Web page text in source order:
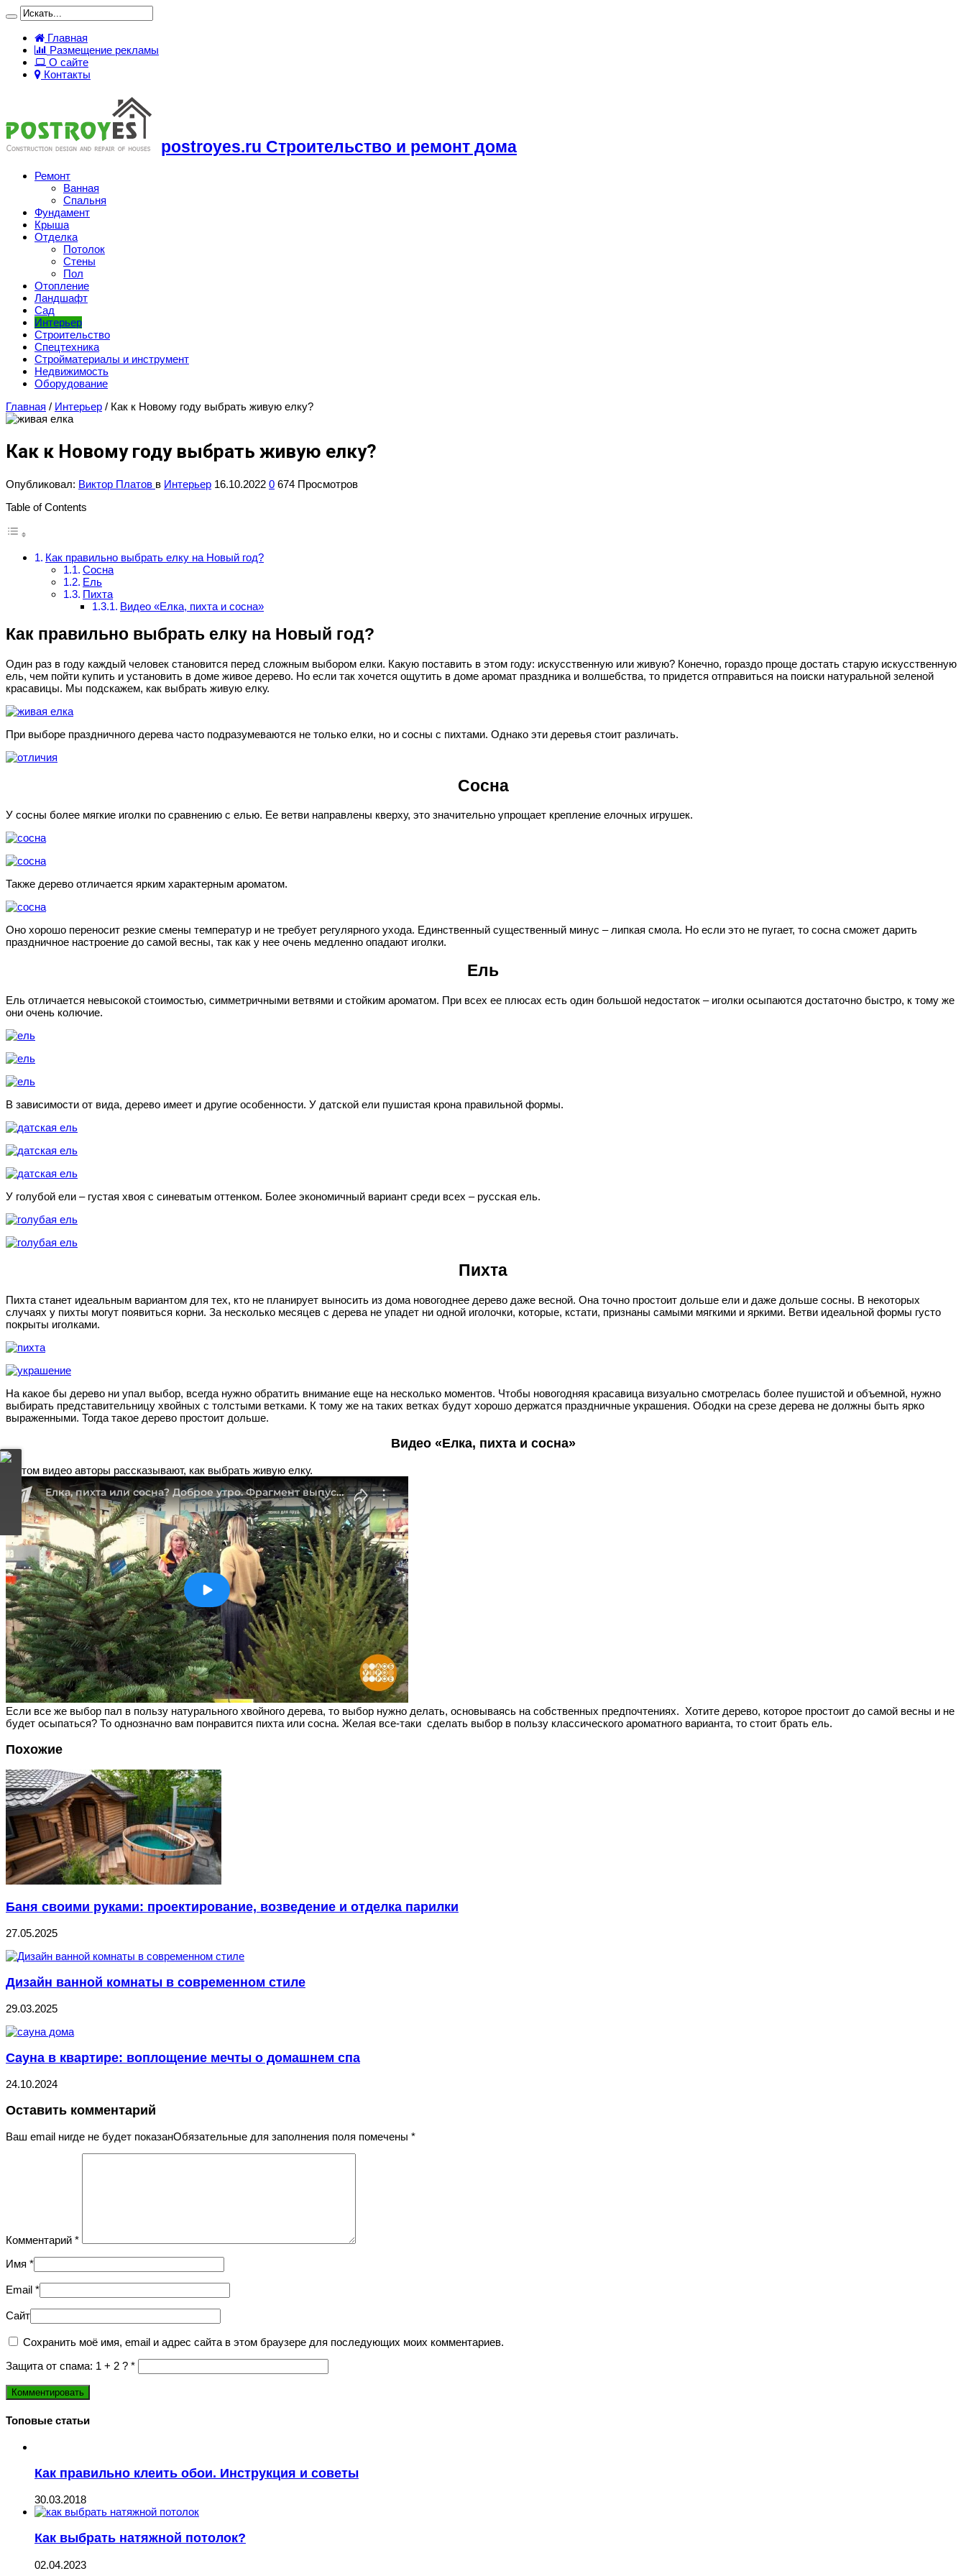
Главная
Размещение рекламы
О сайте
Контакты
postroyes.ru Строительство и ремонт дома
Ремонт
Ванная
Спальня
Фундамент
Крыша
Отделка
Потолок
Стены
Пол
Отопление
Ландшафт
Сад
Интерьер
Строительство
Спецтехника
Стройматериалы и инструмент
Недвижимость
Оборудование
Главная / Интерьер / Как к Новому году выбрать живую елку?
Как к Новому году выбрать живую елку?
Опубликовал: Виктор Платов в Интерьер 16.10.2022 0 674 Просмотров
Table of Contents
Как правильно выбрать елку на Новый год?
Сосна
Ель
Пихта
Видео «Елка, пихта и сосна»
Как правильно выбрать елку на Новый год?
Один раз в году каждый человек становится перед сложным выбором елки. Какую поставить в этом году: искусственную или живую? Конечно, гораздо проще достать старую искусственную
ель, чем пойти купить и установить в доме живое дерево. Но если так хочется ощутить в доме аромат праздника и волшебства, то придется отправиться на поиски натуральной зеленой
красавицы. Мы подскажем, как выбрать живую елку.
При выборе праздничного дерева часто подразумеваются не только елки, но и сосны с пихтами. Однако эти деревья стоит различать.
Сосна
У сосны более мягкие иголки по сравнению с елью. Ее ветви направлены кверху, это значительно упрощает крепление елочных игрушек.
Также дерево отличается ярким характерным ароматом.
Оно хорошо переносит резкие смены температур и не требует регулярного ухода. Единственный существенный минус – липкая смола. Но если это не пугает, то сосна сможет дарить
праздничное настроение до самой весны, так как у нее очень медленно опадают иголки.
Ель
Ель отличается невысокой стоимостью, симметричными ветвями и стойким ароматом. При всех ее плюсах есть один большой недостаток – иголки осыпаются достаточно быстро, к тому же
они очень колючие.
В зависимости от вида, дерево имеет и другие особенности. У датской ели пушистая крона правильной формы.
У голубой ели – густая хвоя с синеватым оттенком. Более экономичный вариант среди всех – русская ель.
Пихта
Пихта станет идеальным вариантом для тех, кто не планирует выносить из дома новогоднее дерево даже весной. Она точно простоит дольше ели и даже дольше сосны. В некоторых
случаях у пихты могут появиться корни. За несколько месяцев с дерева не упадет ни одной иголочки, которые, кстати, признаны самыми мягкими и яркими. Ветви идеальной формы густо
покрыты иголками.
На какое бы дерево ни упал выбор, всегда нужно обратить внимание еще на несколько моментов. Чтобы новогодняя красавица визуально смотрелась более пушистой и объемной, нужно
выбирать представительницу хвойных с толстыми ветками. К тому же на таких ветках будут хорошо держатся праздничные украшения. Ободки на срезе дерева не должны быть ярко
выраженными. Тогда такое дерево простоит дольше.
Видео «Елка, пихта и сосна»
В этом видео авторы рассказывают, как выбрать живую елку.
Если все же выбор пал в пользу натурального хвойного дерева, то выбор нужно делать, основываясь на собственных предпочтениях. Хотите дерево, которое простоит до самой весны и не
будет осыпаться? То однозначно вам понравится пихта или сосна. Желая все-таки сделать выбор в пользу классического ароматного варианта, то стоит брать ель.
Похожие
Баня своими руками: проектирование, возведение и отделка парилки
27.05.2025
Дизайн ванной комнаты в современном стиле
29.03.2025
Сауна в квартире: воплощение мечты о домашнем спа
24.10.2024
Оставить комментарий
Ваш email нигде не будет показанОбязательные для заполнения поля помечены *
Комментарий *
Имя *
Email *
Сайт
Сохранить моё имя, email и адрес сайта в этом браузере для последующих моих комментариев.
Защита от спама: 1 + 2 ? *
Топовые статьи
Как правильно клеить обои. Инструкция и советы
30.03.2018
Как выбрать натяжной потолок?
02.04.2023